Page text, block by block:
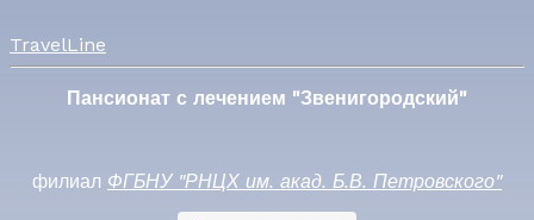
TravelLine
Пансионат с лечением "Звенигородский"
филиал ФГБНУ "РНЦХ им. акад. Б.В. Петровского"